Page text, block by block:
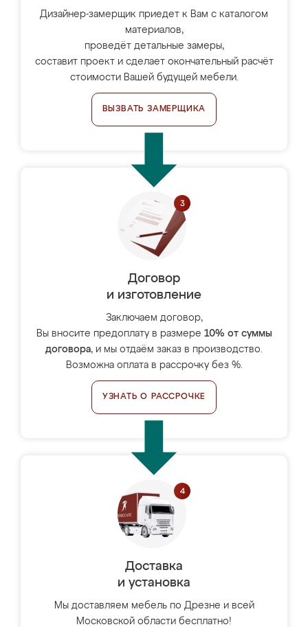
Дизайнер-замерщик приедет к Вам с каталогом
материалов,
проведёт детальные замеры,
составит проект и сделает окончательный расчёт
стоимости Вашей будущей мебели.
ВЫЗВАТЬ ЗАМЕРЩИКА
Договор
и изготовление
Заключаем договор,
Вы вносите предоплату в размере 10% от суммы
договора, и мы отдаём заказ в производство.
Возможна оплата в рассрочку без %.
УЗНАТЬ О РАССРОЧКЕ
Доставка
и установка
Мы доставляем мебель по Дрезне и всей
Московской области бесплатно!